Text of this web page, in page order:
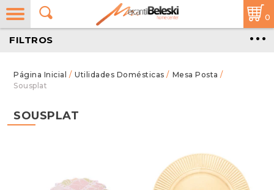
0
/ Utilidades Domésticas / Mesa Posta /
Sousplat
FILTROS
SOUSPLAT